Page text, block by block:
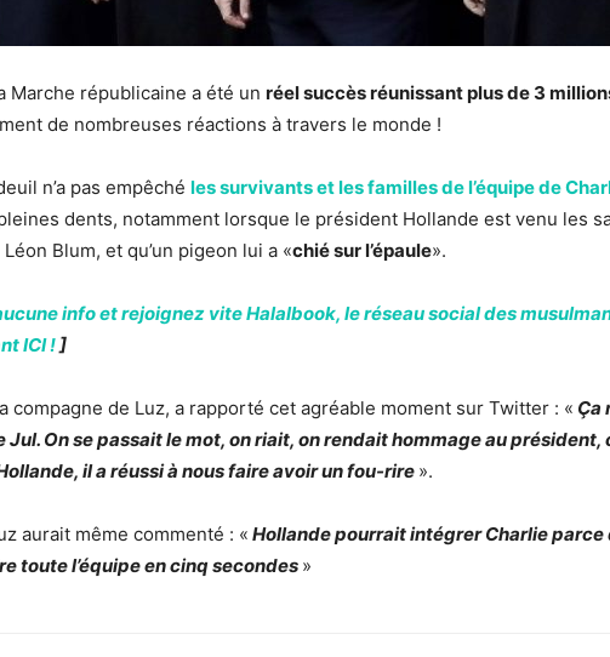
Marche républicaine a été un réel succès réunissant plus de 3
de nombreuses réactions à travers le monde !
n’a pas empêché les survivants et les familles de l’équipe de
dents, notamment lorsque le président Hollande est venu les
Blum, et qu’un pigeon lui a «chié sur l’épaule».
info et rejoignez vite Halalbook, le réseau social des
ICI !]
compagne de Luz, a rapporté cet agréable moment sur Twitter : « Ça
On se passait le mot, on riait, on rendait hommage au président,
il a réussi à nous faire avoir un fou-rire ».
aurait même commenté : « Hollande pourrait intégrer Charlie parce
toute l’équipe en cinq secondes »